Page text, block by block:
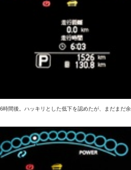
6時間後。ハッキリとした低下を認めたが、まだまだ余